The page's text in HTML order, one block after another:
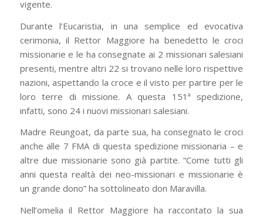
vigente.
Durante l’Eucaristia, in una semplice ed evocativa
cerimonia, il Rettor Maggiore ha benedetto le croci
missionarie e le ha consegnate ai 2 missionari salesiani
presenti, mentre altri 22 si trovano nelle loro rispettive
nazioni, aspettando la croce e il visto per partire per le
loro terre di missione. A questa 151ª spedizione,
infatti, sono 24 i nuovi missionari salesiani.
Madre Reungoat, da parte sua, ha consegnato le croci
anche alle 7 FMA di questa spedizione missionaria – e
altre due missionarie sono già partite. “Come tutti gli
anni questa realtà dei neo-missionari e missionarie è
un grande dono” ha sottolineato don Maravilla.
Nell’omelia il Rettor Maggiore ha raccontato la sua